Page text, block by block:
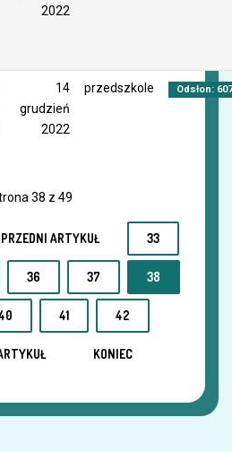
2022
14
grudzień
2022
przedszkole Odsłon: 607
38 z 49
ARTYKUŁ 33
36 37 38
41 42
KONIEC